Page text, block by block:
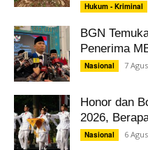
Hukum - Kriminal
BGN
Penerima
Nasional 7
Honor dan
2026,
Nasional 6